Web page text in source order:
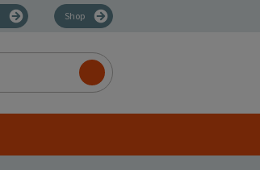
Shop